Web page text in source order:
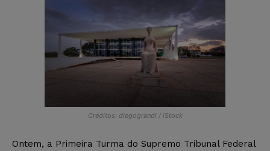
Créditos: diegograndi / iStock
Ontem, a Primeira Turma do Supremo Tribunal Federal